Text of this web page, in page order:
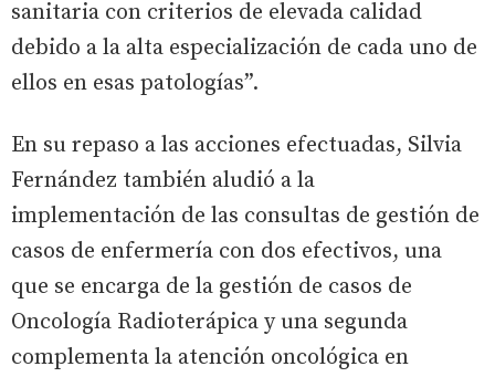
sanitaria con criterios de elevada calidad
debido a la alta especialización de cada uno de
ellos en esas patologías”.
En su repaso a las acciones efectuadas, Silvia
Fernández también aludió a la
implementación de las consultas de gestión de
casos de enfermería con dos efectivos, una
que se encarga de la gestión de casos de
Oncología Radioterápica y una segunda
complementa la atención oncológica en